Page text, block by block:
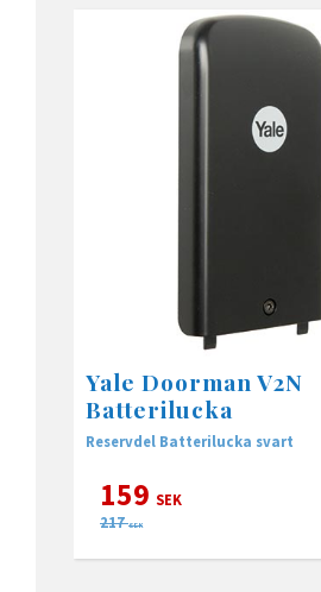
Yale Doorman V2N
Batterilucka
Reservdel Batterilucka svart
159 SEK
217 SEK